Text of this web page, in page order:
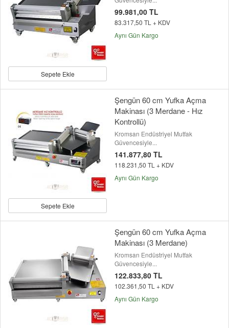
Sepete Ekle
99.981,00 TL
83.317,50 TL + KDV
Aynı Gün Kargo
Sepete Ekle
Şengün 60 cm Yufka Açma
Makinası (3 Merdane - Hız
Kontrollü)
Kromsan Endüstriyel Mutfak
Güvencesiyle...
141.877,80 TL
118.231,50 TL + KDV
Aynı Gün Kargo
Şengün 60 cm Yufka Açma
Makinası (3 Merdane)
Kromsan Endüstriyel Mutfak
Güvencesiyle...
122.833,80 TL
102.361,50 TL + KDV
Aynı Gün Kargo